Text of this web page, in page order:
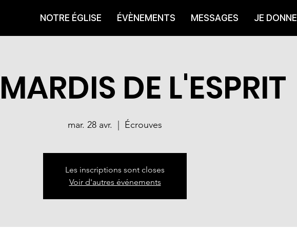
NOTRE ÉGLISE ÉVÈNEMENTS MESSAGES JE DONNE
DE L'ESPRIT
mar. 28 avr. Écrouves
Les inscriptions sont closes
Voir d'autres événements